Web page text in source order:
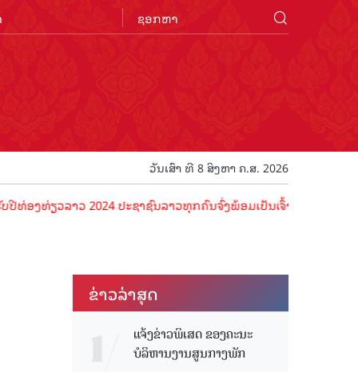
ວັນເສົາ ທີ 8 ສິງຫາ ຄ.ສ. 2026
ລາວ 2024 ປະຊາຊົນລາວທຸກຄົນຈົ່ງພ້ອມເປັນເຈົ້າພາບທີ່ດີ ຕ້ອນຮັບນັກ
ຂ່າວ​ລ່າ​ສຸດ
ແຈ້ງຂ່າວພິເສດ ຂອງຄະນະ
ບໍລິຫານງານສູນກາງພັກ